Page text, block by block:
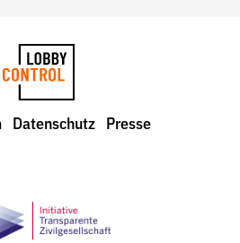
Datenschutz Presse